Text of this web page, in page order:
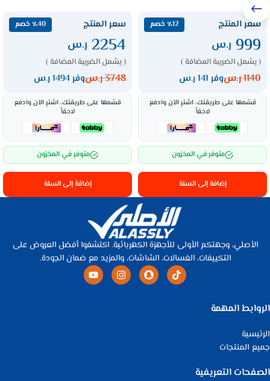
سعر المنتج ٪12 خصم
999 ر.س
( يشمل الضريبة المضافة )
1140ر.سوفر 141 ر.س
قسّمها على طريقتك، اشترِ الآن وادفع
لاحقاً
متوفر في المخزون
إضافة إلى السلة
سعر المنتج ٪40 خصم
2254 ر.س
( يشمل الضريبة المضافة )
3748ر.سوفر 1494 ر.س
قسّمها على طريقتك، اشترِ الآن وادفع
لاحقاً
متوفر في المخزون
إضافة إلى السلة
الأصلي، وجهتكم الأولى للأجهزة الكهربائية. اكتشفوا أفضل العروض على
التكييفات، الغسالات، الشاشات، والمزيد مع ضمان الجودة.
الروابط المهمة
الرئيسية
جميع المنتجات
الصفحات التعريفية